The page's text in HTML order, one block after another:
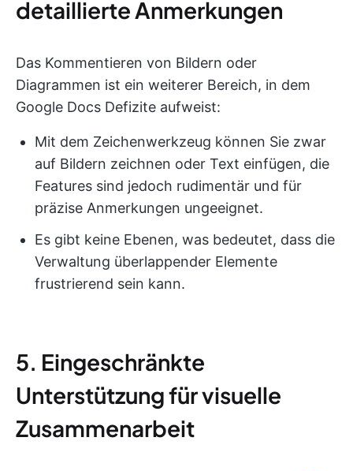
detaillierte Anmerkungen
Das Kommentieren von Bildern oder
Diagrammen ist ein weiterer Bereich, in dem
Google Docs Defizite aufweist:
Mit dem Zeichenwerkzeug können Sie zwar
auf Bildern zeichnen oder Text einfügen, die
Features sind jedoch rudimentär und für
präzise Anmerkungen ungeeignet.
Es gibt keine Ebenen, was bedeutet, dass die
Verwaltung überlappender Elemente
frustrierend sein kann.
5. Eingeschränkte
Unterstützung für visuelle
Zusammenarbeit